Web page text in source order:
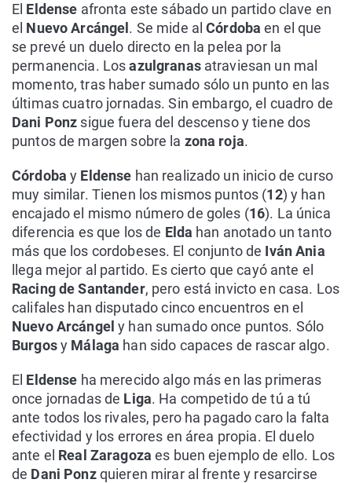
El Eldense afronta este sábado un partido clave en
el Nuevo Arcángel . Se mide alCórdobaen el que
se prevé un duelo directo en la pelea por la
permanencia. Losazulgranas atraviesan un mal
momento, tras haber sumado sólo un punto en las
últimas cuatro jornadas. Sin embargo, el cuadro de
Dani Ponz sigue fuera del descenso y tiene dos
puntos de margen sobre la zona roja.
Córdobay Eldense han realizado un inicio de curso
muy similar. Tienen los mismos puntos (12) y han
encajado el mismo número de goles (16). La única
diferencia es que los de Elda han anotado un tanto
más que los cordobeses. El conjunto de Iván Ania
llega mejor al partido. Es cierto que cayó ante el
Racing de Santander, pero está invicto en casa. Los
califales han disputado cinco encuentros en el
Nuevo Arcángely han sumado once puntos. Sólo
Burgosy Málaga han sido capaces de rascar algo.
El Eldense ha merecido algo más en las primeras
once jornadas de Liga. Ha competido de tú a tú
ante todos los rivales, pero ha pagado caro la falta
efectividad y los errores en área propia. El duelo
ante el Real Zaragoza es buen ejemplo de ello. Los
de Dani Ponzquieren mirar al frente y resarcirse